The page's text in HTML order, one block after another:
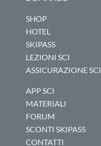
SHOP
HOTEL
SKIPASS
LEZIONI SCI
ASSICURAZIONE SCI
APP SCI
MATERIALI
FORUM
SCONTI SKIPASS
CONTATTI